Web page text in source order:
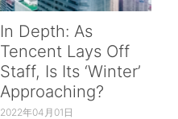
In Depth: As
Tencent Lays Off
Staff, Is Its ‘Winter’
Approaching?
2022年04月01日